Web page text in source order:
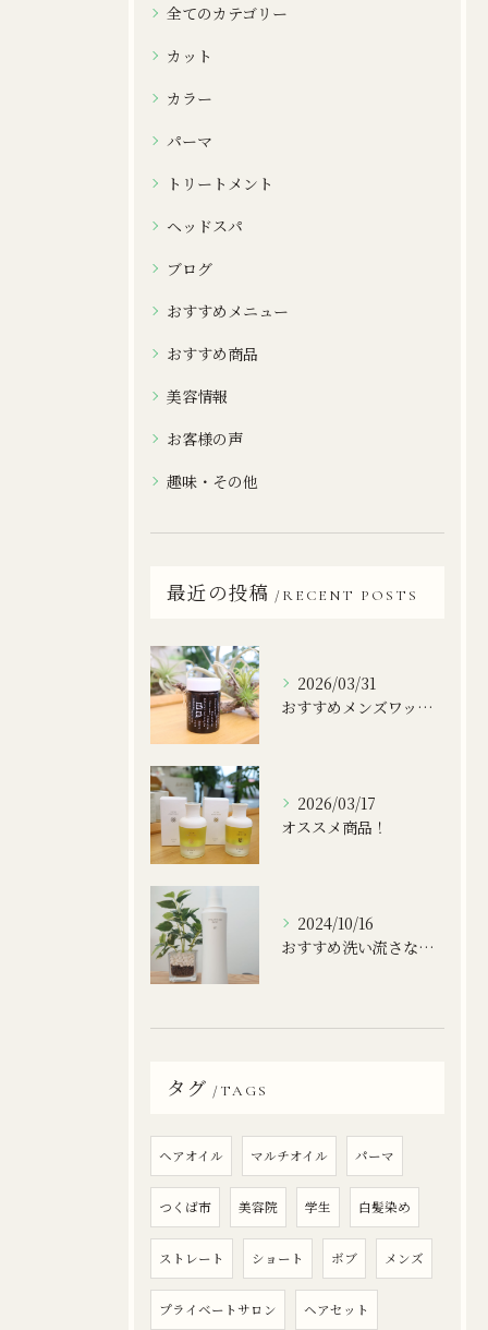
全てのカテゴリー
カット
カラー
パーマ
トリートメント
ヘッドスパ
ブログ
おすすめメニュー
おすすめ商品
美容情報
お客様の声
趣味・その他
最近の投稿 RECENT POSTS
2026/03/31
おすすめメンズワックス！
2026/03/17
オススメ商品！
2024/10/16
おすすめ洗い流さないトリートメント
タグ TAGS
ヘアオイル マルチオイル パーマ
つくば市 美容院 学生 白髪染め
ストレート ショート ボブ メンズ
プライベートサロン ヘアセット